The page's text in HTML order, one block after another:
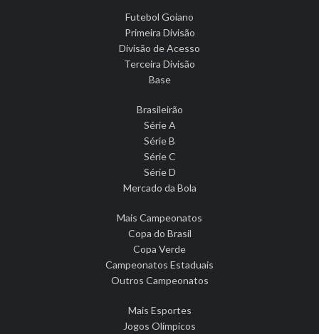
Futebol Goiano
Primeira Divisão
Divisão de Acesso
Terceira Divisão
Base
Brasileirão
Série A
Série B
Série C
Série D
Mercado da Bola
Mais Campeonatos
Copa do Brasil
Copa Verde
Campeonatos Estaduais
Outros Campeonatos
Mais Esportes
Jogos Olímpicos